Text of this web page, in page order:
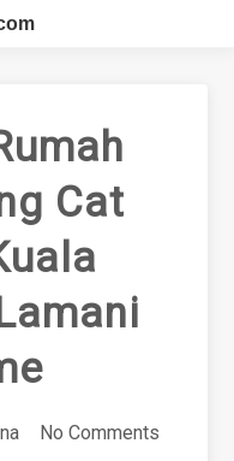
Cat
No Comments